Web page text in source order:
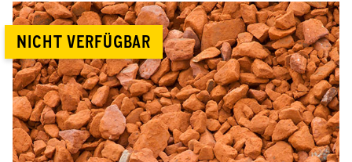
NICHT VERFÜGBAR